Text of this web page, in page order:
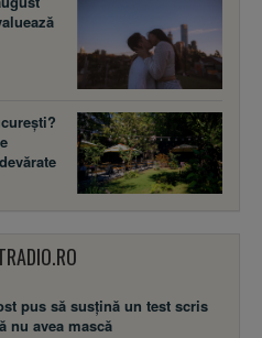
pus să susţină un test scris
nu avea mască